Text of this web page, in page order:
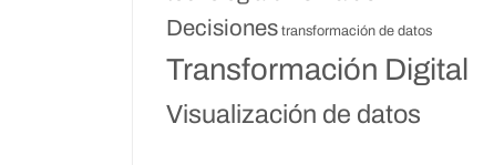
Decisiones transformación de datos
Transformación Digital
Visualización de datos